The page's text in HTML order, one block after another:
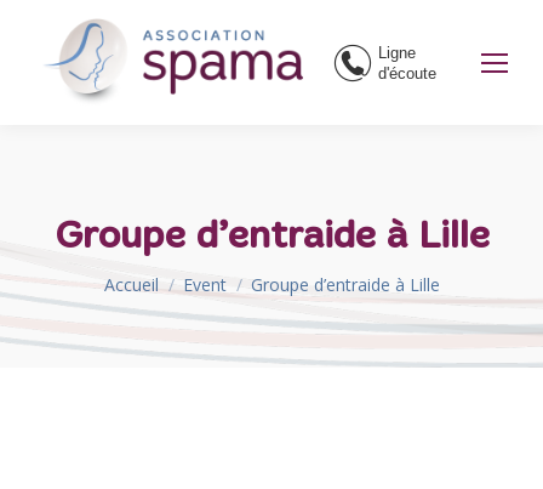
Ligne
d'écoute
Groupe d’entraide à Lille
Vous êtes ici :
Accueil Event Groupe d’entraide à Lille